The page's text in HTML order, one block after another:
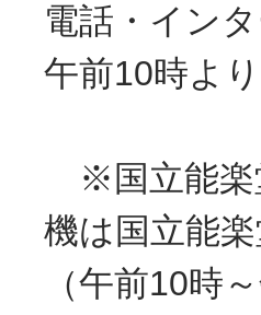
電話・イン
午前10時より
※国立能楽
機は国立能
（午前10時